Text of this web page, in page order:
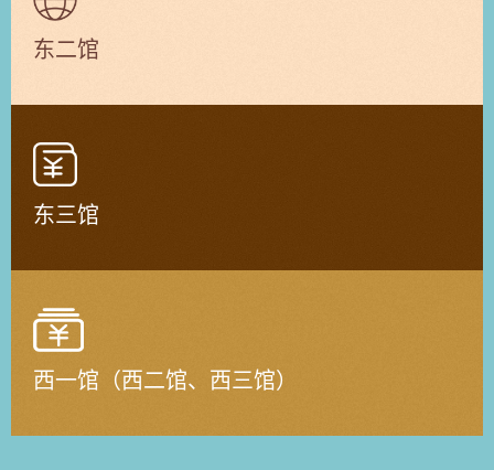
东二馆
东三馆
西一馆（西二馆、西三馆）